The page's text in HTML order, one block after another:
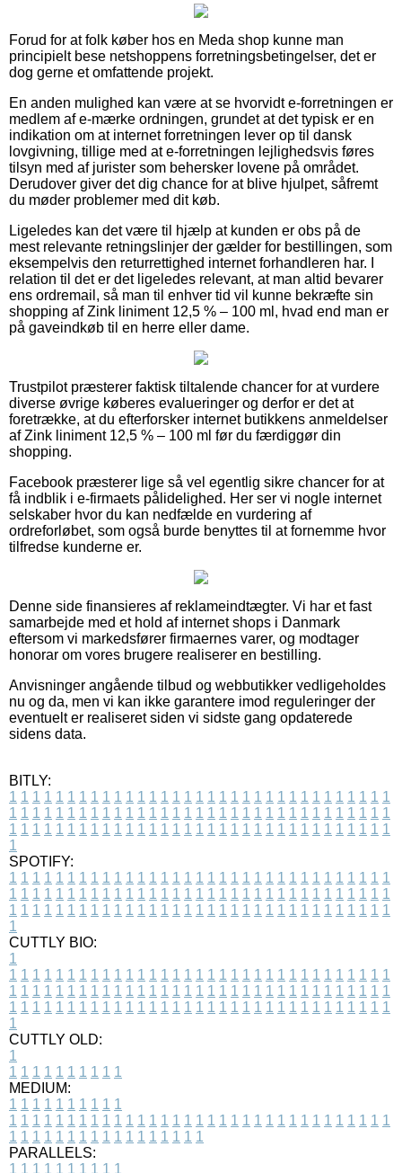
Forud for at folk køber hos en Meda shop kunne man
principielt bese netshoppens forretningsbetingelser, det er
dog gerne et omfattende projekt.
En anden mulighed kan være at se hvorvidt e-forretningen er
medlem af e-mærke ordningen, grundet at det typisk er en
indikation om at internet forretningen lever op til dansk
lovgivning, tillige med at e-forretningen lejlighedsvis føres
tilsyn med af jurister som behersker lovene på området.
Derudover giver det dig chance for at blive hjulpet, såfremt
du møder problemer med dit køb.
Ligeledes kan det være til hjælp at kunden er obs på de
mest relevante retningslinjer der gælder for bestillingen, som
eksempelvis den returrettighed internet forhandleren har. I
relation til det er det ligeledes relevant, at man altid bevarer
ens ordremail, så man til enhver tid vil kunne bekræfte sin
shopping af Zink liniment 12,5 % – 100 ml, hvad end man er
på gaveindkøb til en herre eller dame.
Trustpilot præsterer faktisk tiltalende chancer for at vurdere
diverse øvrige køberes evalueringer og derfor er det at
foretrække, at du efterforsker internet butikkens anmeldelser
af Zink liniment 12,5 % – 100 ml før du færdiggør din
shopping.
Facebook præsterer lige så vel egentlig sikre chancer for at
få indblik i e-firmaets pålidelighed. Her ser vi nogle internet
selskaber hvor du kan nedfælde en vurdering af
ordreforløbet, som også burde benyttes til at fornemme hvor
tilfredse kunderne er.
Denne side finansieres af reklameindtægter. Vi har et fast
samarbejde med et hold af internet shops i Danmark
eftersom vi markedsfører firmaernes varer, og modtager
honorar om vores brugere realiserer en bestilling.
Anvisninger angående tilbud og webbutikker vedligeholdes
nu og da, men vi kan ikke garantere imod reguleringer der
eventuelt er realiseret siden vi sidste gang opdaterede
sidens data.
BITLY:
1 1 1 1 1 1 1 1 1 1 1 1 1 1 1 1 1 1 1 1 1 1 1 1 1 1 1 1 1 1 1 1 1
1 1 1 1 1 1 1 1 1 1 1 1 1 1 1 1 1 1 1 1 1 1 1 1 1 1 1 1 1 1 1 1 1
1 1 1 1 1 1 1 1 1 1 1 1 1 1 1 1 1 1 1 1 1 1 1 1 1 1 1 1 1 1 1 1 1
1
SPOTIFY:
1 1 1 1 1 1 1 1 1 1 1 1 1 1 1 1 1 1 1 1 1 1 1 1 1 1 1 1 1 1 1 1 1
1 1 1 1 1 1 1 1 1 1 1 1 1 1 1 1 1 1 1 1 1 1 1 1 1 1 1 1 1 1 1 1 1
1 1 1 1 1 1 1 1 1 1 1 1 1 1 1 1 1 1 1 1 1 1 1 1 1 1 1 1 1 1 1 1 1
1
CUTTLY BIO:
1
1 1 1 1 1 1 1 1 1 1 1 1 1 1 1 1 1 1 1 1 1 1 1 1 1 1 1 1 1 1 1 1 1
1 1 1 1 1 1 1 1 1 1 1 1 1 1 1 1 1 1 1 1 1 1 1 1 1 1 1 1 1 1 1 1 1
1 1 1 1 1 1 1 1 1 1 1 1 1 1 1 1 1 1 1 1 1 1 1 1 1 1 1 1 1 1 1 1 1
1
CUTTLY OLD:
1
1 1 1 1 1 1 1 1 1 1
MEDIUM:
1 1 1 1 1 1 1 1 1 1
1 1 1 1 1 1 1 1 1 1 1 1 1 1 1 1 1 1 1 1 1 1 1 1 1 1 1 1 1 1 1 1 1
1 1 1 1 1 1 1 1 1 1 1 1 1 1 1 1 1
PARALLELS:
1 1 1 1 1 1 1 1 1 1